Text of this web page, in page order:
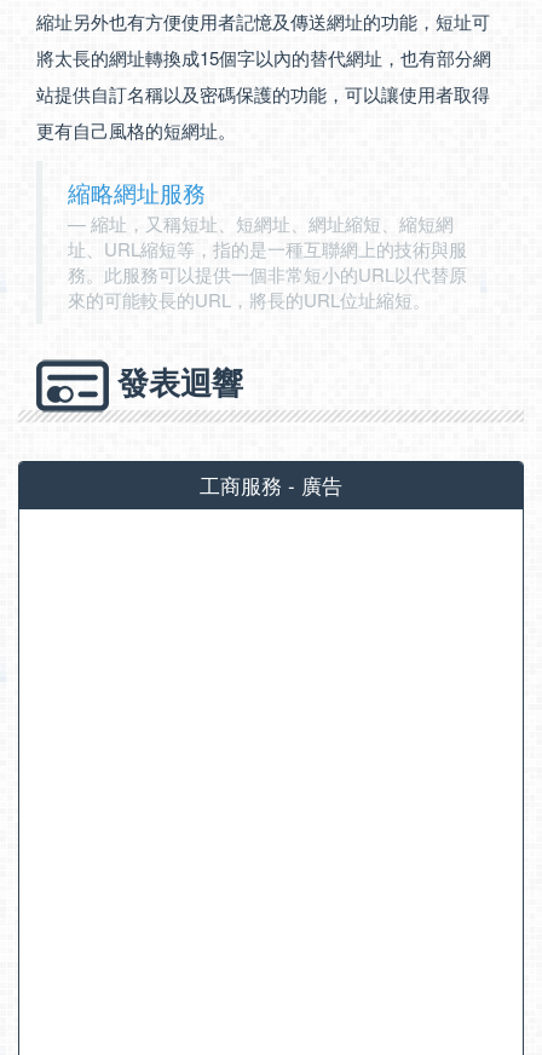
縮址另外也有方便使用者記憶及傳送網址的功能，短址可
將太長的網址轉換成15個字以內的替代網址，也有部分網
站提供自訂名稱以及密碼保護的功能，可以讓使用者取得
更有自己風格的短網址。
縮略網址服務
縮址，又稱短址、短網址、網址縮短、縮短網
址、URL縮短等，指的是一種互聯網上的技術與服
務。此服務可以提供一個非常短小的URL以代替原
來的可能較長的URL，將長的URL位址縮短。
發表迴響
工商服務 - 廣告